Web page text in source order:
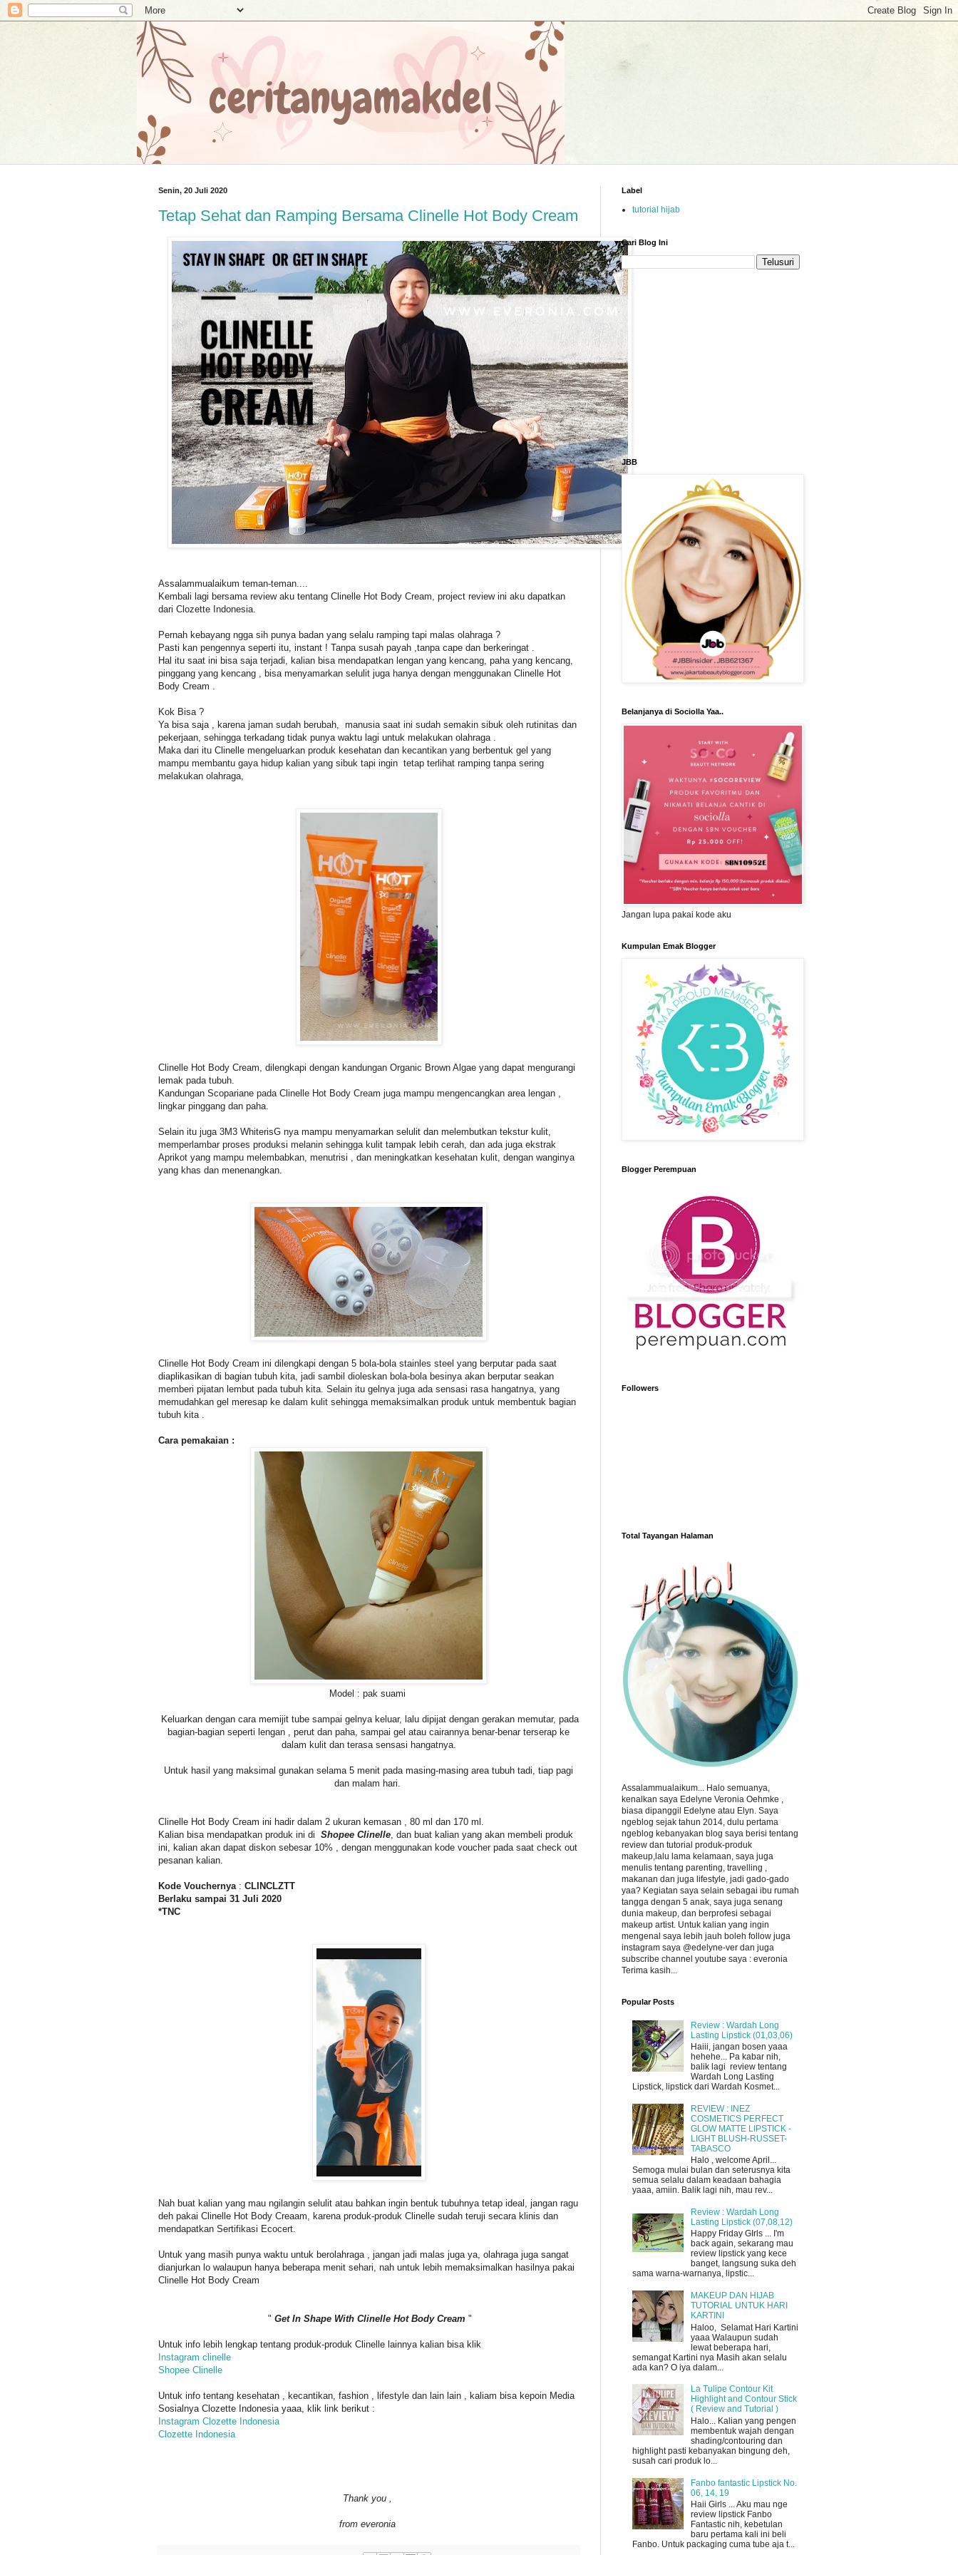
Senin, 20 Juli 2020
Tetap Sehat dan Ramping Bersama Clinelle Hot Body Cream
Assalammualaikum teman-teman....
Kembali lagi bersama review aku tentang Clinelle Hot Body Cream, project review ini aku dapatkan
dari Clozette Indonesia.
Pernah kebayang ngga sih punya badan yang selalu ramping tapi malas olahraga ?
Pasti kan pengennya seperti itu, instant ! Tanpa susah payah ,tanpa cape dan berkeringat .
Hal itu saat ini bisa saja terjadi, kalian bisa mendapatkan lengan yang kencang, paha yang kencang,
pinggang yang kencang , bisa menyamarkan selulit juga hanya dengan menggunakan Clinelle Hot
Body Cream .
Kok Bisa ?
Ya bisa saja , karena jaman sudah berubah, manusia saat ini sudah semakin sibuk oleh rutinitas dan
pekerjaan, sehingga terkadang tidak punya waktu lagi untuk melakukan olahraga .
Maka dari itu Clinelle mengeluarkan produk kesehatan dan kecantikan yang berbentuk gel yang
mampu membantu gaya hidup kalian yang sibuk tapi ingin tetap terlihat ramping tanpa sering
melakukan olahraga,
Clinelle Hot Body Cream, dilengkapi dengan kandungan Organic Brown Algae yang dapat mengurangi
lemak pada tubuh.
Kandungan Scopariane pada Clinelle Hot Body Cream juga mampu mengencangkan area lengan ,
lingkar pinggang dan paha.
Selain itu juga 3M3 WhiterisG nya mampu menyamarkan selulit dan melembutkan tekstur kulit,
memperlambar proses produksi melanin sehingga kulit tampak lebih cerah, dan ada juga ekstrak
Aprikot yang mampu melembabkan, menutrisi , dan meningkatkan kesehatan kulit, dengan wanginya
yang khas dan menenangkan.
Clinelle Hot Body Cream ini dilengkapi dengan 5 bola-bola stainles steel yang berputar pada saat
diaplikasikan di bagian tubuh kita, jadi sambil dioleskan bola-bola besinya akan berputar seakan
memberi pijatan lembut pada tubuh kita. Selain itu gelnya juga ada sensasi rasa hangatnya, yang
memudahkan gel meresap ke dalam kulit sehingga memaksimalkan produk untuk membentuk bagian
tubuh kita .
Cara pemakaian :
Model : pak suami
Keluarkan dengan cara memijit tube sampai gelnya keluar, lalu dipijat dengan gerakan memutar, pada
bagian-bagian seperti lengan , perut dan paha, sampai gel atau cairannya benar-benar terserap ke
dalam kulit dan terasa sensasi hangatnya.
Untuk hasil yang maksimal gunakan selama 5 menit pada masing-masing area tubuh tadi, tiap pagi
dan malam hari.
Clinelle Hot Body Cream ini hadir dalam 2 ukuran kemasan , 80 ml dan 170 ml.
Kalian bisa mendapatkan produk ini di Shopee Clinelle , dan buat kalian yang akan membeli produk
ini, kalian akan dapat diskon sebesar 10% , dengan menggunakan kode voucher pada saat check out
pesanan kalian.
Kode Vouchernya : CLINCLZTT
Berlaku sampai 31 Juli 2020
*TNC
Nah buat kalian yang mau ngilangin selulit atau bahkan ingin bentuk tubuhnya tetap ideal, jangan ragu
deh pakai Clinelle Hot Body Creaam, karena produk-produk Clinelle sudah teruji secara klinis dan
mendapatkan Sertifikasi Ecocert.
Untuk yang masih punya waktu untuk berolahraga , jangan jadi malas juga ya, olahraga juga sangat
dianjurkan lo walaupun hanya beberapa menit sehari, nah untuk lebih memaksimalkan hasilnya pakai
Clinelle Hot Body Cream
" Get In Shape With Clinelle Hot Body Cream "
Untuk info lebih lengkap tentang produk-produk Clinelle lainnya kalian bisa klik
Instagram clinelle
Shopee Clinelle
Untuk info tentang kesehatan , kecantikan, fashion , lifestyle dan lain lain , kaliam bisa kepoin Media
Sosialnya Clozette Indonesia yaaa, klik link berikut :
Instagram Clozette Indonesia
Clozette Indonesia
Thank you ,
from everonia
Label
tutorial hijab
Cari Blog Ini
JBB
Belanjanya di Sociolla Yaa..
Jangan lupa pakai kode aku
Kumpulan Emak Blogger
Blogger Perempuan
Followers
Total Tayangan Halaman
Assalammualaikum... Halo semuanya,
kenalkan saya Edelyne Veronia Oehmke ,
biasa dipanggil Edelyne atau Elyn. Saya
ngeblog sejak tahun 2014, dulu pertama
ngeblog kebanyakan blog saya berisi tentang
review dan tutorial produk-produk
makeup,lalu lama kelamaan, saya juga
menulis tentang parenting, travelling ,
makanan dan juga lifestyle, jadi gado-gado
yaa? Kegiatan saya selain sebagai ibu rumah
tangga dengan 5 anak, saya juga senang
dunia makeup, dan berprofesi sebagai
makeup artist. Untuk kalian yang ingin
mengenal saya lebih jauh boleh follow juga
instagram saya @edelyne-ver dan juga
subscribe channel youtube saya : everonia
Terima kasih...
Popular Posts
Review : Wardah Long
Lasting Lipstick (01,03,06)
Haiii, jangan bosen yaaa
hehehe... Pa kabar nih,
balik lagi review tentang
Wardah Long Lasting
Lipstick, lipstick dari Wardah Kosmet...
REVIEW : INEZ
COSMETICS PERFECT
GLOW MATTE LIPSTICK -
LIGHT BLUSH-RUSSET-
TABASCO
Halo , welcome April...
Semoga mulai bulan dan seterusnya kita
semua selalu dalam keadaan bahagia
yaaa, amiin. Balik lagi nih, mau rev...
Review : Wardah Long
Lasting Lipstick (07,08,12)
Happy Friday GIrls ... I'm
back again, sekarang mau
review lipstick yang kece
banget, langsung suka deh
sama warna-warnanya, lipstic...
MAKEUP DAN HIJAB
TUTORIAL UNTUK HARI
KARTINI
Haloo, Selamat Hari Kartini
yaaa Walaupun sudah
lewat beberapa hari,
semangat Kartini nya Masih akan selalu
ada kan? O iya dalam...
La Tulipe Contour Kit
Highlight and Contour Stick
( Review and Tutorial )
Halo... Kalian yang pengen
membentuk wajah dengan
shading/contouring dan
highlight pasti kebanyakan bingung deh,
susah cari produk lo...
Fanbo fantastic Lipstick No.
06, 14, 19
Haii Girls ... Aku mau nge
review lipstick Fanbo
Fantastic nih, kebetulan
baru pertama kali ini beli
Fanbo. Untuk packaging cuma tube aja t...